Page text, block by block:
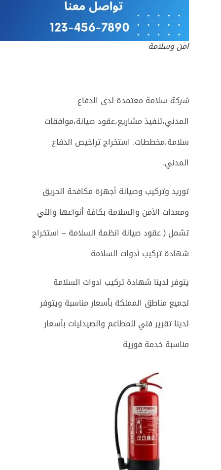
امن وسلامة
شركةسلامة معتمدة لدى الدفاع
المدني،تنفيذ مشاريع،عقود صيانة،موافقات
سلامة،مخططات. استخراج تراخيص الدفاع
المدني.
توريد وتركيب وصيانة أجهزة مكافحة الحريق
ومعدات الأمن والسلامة بكافة أنواعها والتي
تشمل ( عقود صيانة انظمة السلامة – استخراج
شهادة تركيب أدوات السلامة
يتوفر لدينا شهادة تركيب ادوات السلامة
لجميع مناطق المملكة بأسعار مناسبة ويتوفر
لدينا تقرير فني للمطاعم والصيدليات بأسعار
مناسبة خدمة فورية